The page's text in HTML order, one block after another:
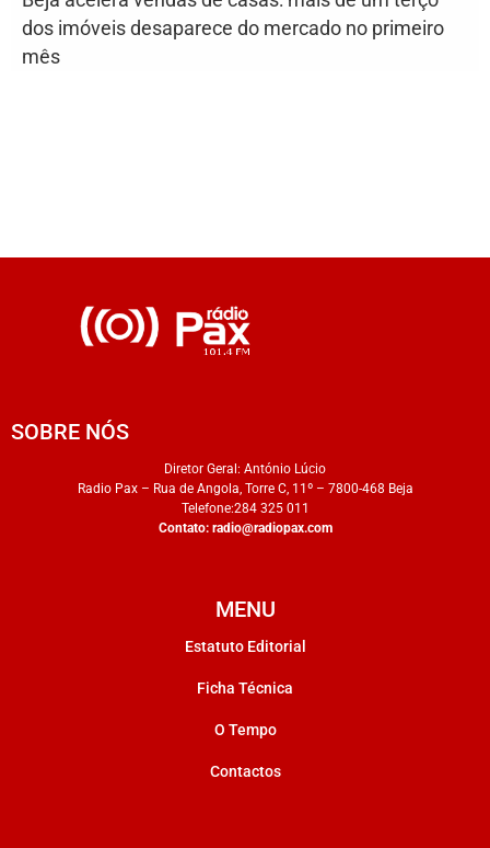
dos imóveis desaparece do mercado no primeiro
mês
SOBRE NÓS
Diretor Geral: António Lúcio
Radio Pax – Rua de Angola, Torre C, 11º – 7800-468 Beja
Telefone:284 325 011
Contato: radio@radiopax.com
MENU
Estatuto Editorial
Ficha Técnica
O Tempo
Contactos